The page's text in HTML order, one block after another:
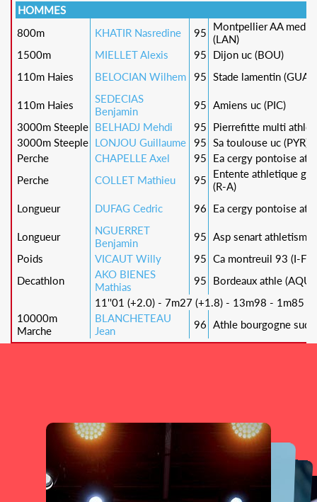
HOMMES
800m
KHATIR Nasredine 95
Montpellier AA
(LAN)
1500m
MIELLET Alexis 95
Dijon uc (BOU)
110m Haies
BELOCIAN Wilhem 95 Stade lamentin (GUA)
110m Haies
SEDECIAS
Benjamin
95 Amiens uc (PIC)
3000m Steeple BELHADJ Mehdi 95
Pierrefitte multi
3000m Steeple LONJOU Guillaume 95 Sa toulouse uc (PYR)
Perche
CHAPELLE Axel 95
Ea cergy pontoise
Perche
COLLET Mathieu 95
Entente athletique
(R-A)
Longueur
DUFAG Cedric 96 Ea cergy pontoise
Longueur
NGUERRET
Benjamin
95 Asp senart athletisme
Poids
VICAUT Willy 95 Ca montreuil 93 (I-F)
Decathlon
AKO BIENES
Mathias
95
Bordeaux athle (AQU)
11''01 (+2.0) - 7m27 (+1.8) - 13m98 - 1m85
10000m
Marche
BLANCHETEAU
Jean
96 Athle bourgogne sud